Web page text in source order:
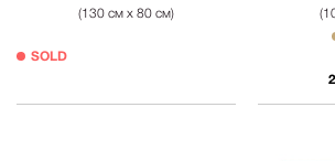
(130 см х 80 см)
SOLD